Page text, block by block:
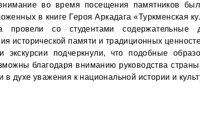
во время посещения памятников
в книге Героя Аркадага «Туркменская
провели со студентами содержательные
исторической памяти и традиционных
экскурсии подчеркнули, что подобные
благодаря вниманию руководства
в духе уважения к национальной истории и